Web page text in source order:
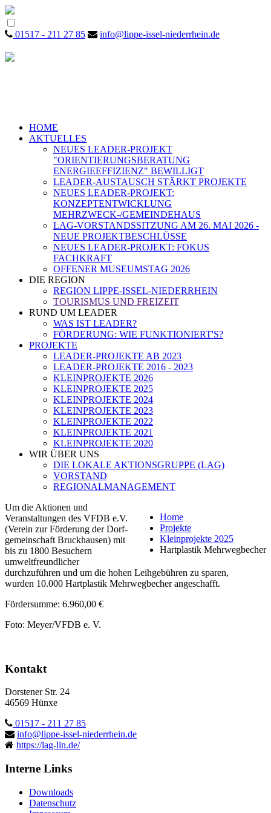
01517 - 211 27 85 info@lippe-issel-niederrhein.de
HOME
AKTUELLES
NEUES LEADER-PROJEKT
"ORIENTIERUNGSBERATUNG
ENERGIEEFFIZIENZ" BEWILLIGT
LEADER-AUSTAUSCH STÄRKT PROJEKTE
NEUES LEADER-PROJEKT:
KONZEPTENTWICKLUNG
MEHRZWECK-/GEMEINDEHAUS
LAG-VORSTANDSSITZUNG AM 26. MAI 2026 -
NEUE PROJEKTBESCHLÜSSE
NEUES LEADER-PROJEKT: FOKUS
FACHKRAFT
OFFENER MUSEUMSTAG 2026
DIE REGION
REGION LIPPE-ISSEL-NIEDERRHEIN
TOURISMUS UND FREIZEIT
RUND UM LEADER
WAS IST LEADER?
FÖRDERUNG: WIE FUNKTIONIERT'S?
PROJEKTE
LEADER-PROJEKTE AB 2023
LEADER-PROJEKTE 2016 - 2023
KLEINPROJEKTE 2026
KLEINPROJEKTE 2025
KLEINPROJEKTE 2024
KLEINPROJEKTE 2023
KLEINPROJEKTE 2022
KLEINPROJEKTE 2021
KLEINPROJEKTE 2020
WIR ÜBER UNS
DIE LOKALE AKTIONSGRUPPE (LAG)
VORSTAND
REGIONALMANAGEMENT
Home
Projekte
Kleinprojekte 2025
Hartplastik Mehrwegbecher
Um die Aktionen und
Veranstaltungen des VFDB e.V.
(Verein zur Förderung der Dorf-
gemeinschaft Bruckhausen) mit
bis zu 1800 Besuchern
umweltfreundlicher
durchzuführen und um die hohen Leihgebühren zu sparen,
wurden 10.000 Hartplastik Mehrwegbecher angeschafft.
Fördersumme: 6.960,00 €
Foto: Meyer/VFDB e. V.
Kontakt
Dorstener Str. 24
46569 Hünxe
01517 - 211 27 85
info@lippe-issel-niederrhein.de
https://lag-lin.de/
Interne Links
Downloads
Datenschutz